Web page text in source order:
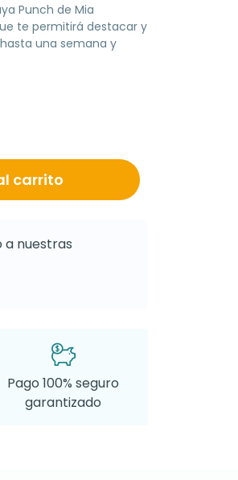
Punch de Mia
te permitirá destacar y
una semana y
carrito
a nuestras
Pago 100% seguro
garantizado